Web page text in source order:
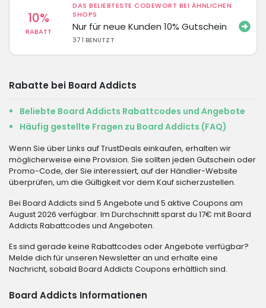
10%
RABATT
DAS BELIEBTESTE CODEWORT BEI ÄHNLICHEN
SHOPS
Nur für neue Kunden 10% Gutschein
371 BENUTZT
Rabatte bei Board Addicts
Beliebte Board Addicts Rabattcodes und Angebote
Häufig gestellte Fragen zu Board Addicts (FAQ)
Wenn Sie über Links auf TrustDeals einkaufen, erhalten wir
möglicherweise eine Provision. Sie sollten jeden Gutschein oder
Promo-Code, der Sie interessiert, auf der Händler-Website
überprüfen, um die Gültigkeit vor dem Kauf sicherzustellen.
Bei Board Addicts sind 5 Angebote und 5 aktive Coupons am
August 2026 verfügbar. Im Durchschnitt sparst du 17€ mit Board
Addicts Rabattcodes und Angeboten.
Es sind gerade keine Rabattcodes oder Angebote verfügbar?
Melde dich für unseren Newsletter an und erhalte eine
Nachricht, sobald Board Addicts Coupons erhältlich sind.
Board Addicts Informationen